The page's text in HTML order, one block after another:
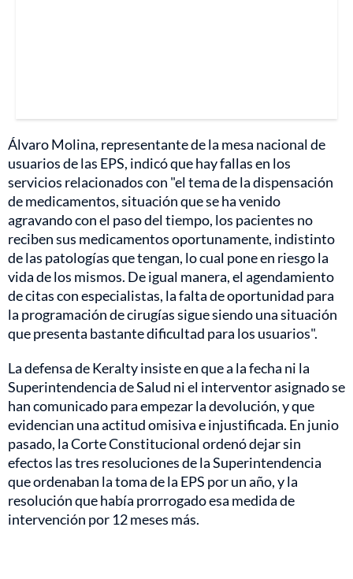
Álvaro Molina, representante de la mesa nacional de
usuarios de las EPS, indicó que hay fallas en los
servicios relacionados con "el tema de la dispensación
de medicamentos, situación que se ha venido
agravando con el paso del tiempo, los pacientes no
reciben sus medicamentos oportunamente, indistinto
de las patologías que tengan, lo cual pone en riesgo la
vida de los mismos. De igual manera, el agendamiento
de citas con especialistas, la falta de oportunidad para
la programación de cirugías sigue siendo una situación
que presenta bastante dificultad para los usuarios".
La defensa de Keralty insiste en que a la fecha ni la
Superintendencia de Salud ni el interventor asignado se
han comunicado para empezar la devolución, y que
evidencian una actitud omisiva e injustificada. En junio
pasado, la Corte Constitucional ordenó dejar sin
efectos las tres resoluciones de la Superintendencia
que ordenaban la toma de la EPS por un año, y la
resolución que había prorrogado esa medida de
intervención por 12 meses más.